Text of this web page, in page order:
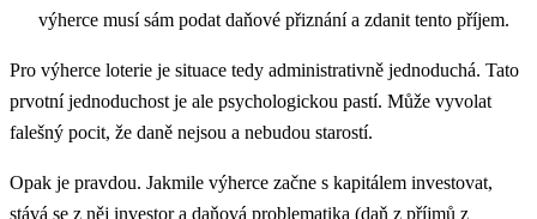
výherce musí sám podat daňové přiznání a zdanit tento příjem.
Pro výherce loterie je situace tedy administrativně jednoduchá. Tato
prvotní jednoduchost je ale psychologickou pastí. Může vyvolat
falešný pocit, že daně nejsou a nebudou starostí.
Opak je pravdou. Jakmile výherce začne s kapitálem investovat,
stává se z něj investor a daňová problematika (daň z příjmů z